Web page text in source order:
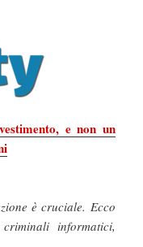
e non un
è cruciale. Ecco
informatici,